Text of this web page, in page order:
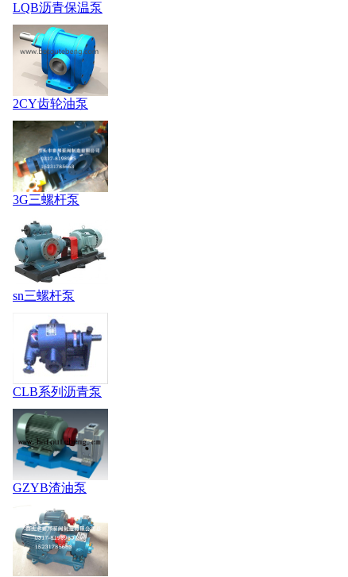
LQB沥青保温泵
2CY齿轮油泵
3G三螺杆泵
sn三螺杆泵
CLB系列沥青泵
GZYB渣油泵